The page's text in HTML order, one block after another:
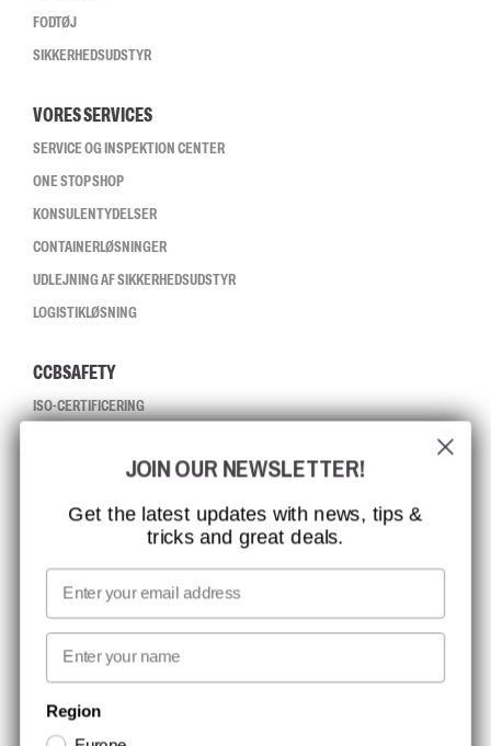
FODTØJ
SIKKERHEDSUDSTYR
VORES SERVICES
SERVICE OG INSPEKTION CENTER
ONE STOP SHOP
KONSULENTYDELSER
CONTAINERLØSNINGER
UDLEJNING AF SIKKERHEDSUDSTYR
LOGISTIKLØSNING
CCBSAFETY
ISO-CERTIFICERING
MISSION, VISION OG VÆRDIER
KONTAKT
JOB HOS CCBSAFETY
MEDIA
VI TAGER ANSVAR
NYHEDSBREV TILMELDING
JOIN OUR NEWSLETTER!
Get the latest updates with news, tips &
tricks and great deals.
Email
First name
Region